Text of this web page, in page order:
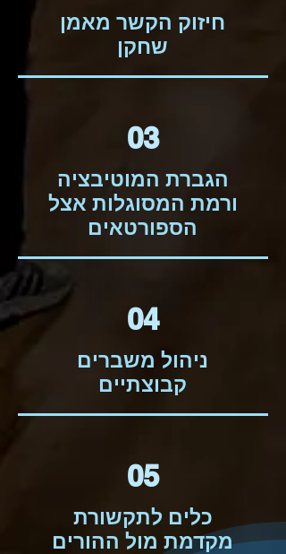
חיזוק הקשר מאמן
שחקן
03
הגברת המוטיבציה
ורמת המסוגלות אצל
הספורטאים
04
ניהול משברים
קבוצתיים
05
כלים לתקשורת
מקדמת מול ההורים